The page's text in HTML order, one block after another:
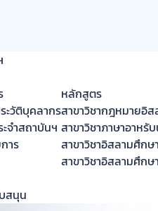
ะวัติบุคลากร
จำสถาบันฯ
าร
สนุน
หลักสูตร
สาขาวิชากฎหมายอิส
สาขาวิชาภาษาอาหรั
สาขาวิชาอิสลามศึก
สาขาวิชาอิสลามศึก